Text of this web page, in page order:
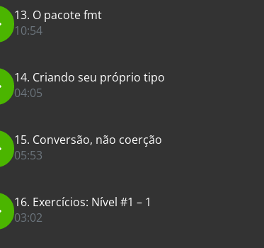
13. O pacote fmt
10:54
14. Criando seu próprio tipo
04:05
15. Conversão, não coerção
05:53
16. Exercícios: Nível #1 – 1
03:02